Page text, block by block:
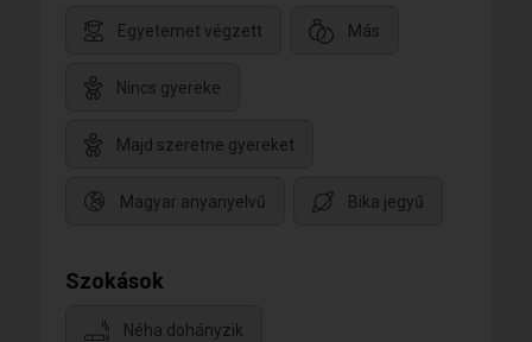
Egyetemet végzett Más
Nincs gyereke
Majd szeretne gyereket
Magyar anyanyelvű Bika jegyű
Szokások
Néha dohányzik